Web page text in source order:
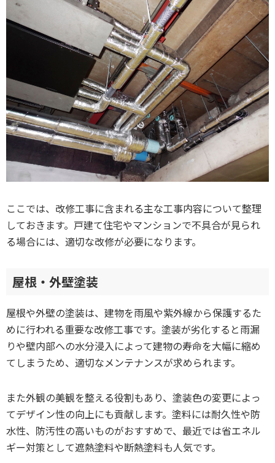
ここでは、改修工事に含まれる主な工事内容について整理
しておきます。戸建て住宅やマンションで不具合が見られ
る場合には、適切な改修が必要になります。
屋根・外壁塗装
屋根や外壁の塗装は、建物を雨風や紫外線から保護するた
めに行われる重要な改修工事です。塗装が劣化すると雨漏
りや壁内部への水分浸入によって建物の寿命を大幅に縮め
てしまうため、適切なメンテナンスが求められます。
また外観の美観を整える役割もあり、塗装色の変更によっ
てデザイン性の向上にも貢献します。塗料には耐久性や防
水性、防汚性の高いものがおすすめで、最近では省エネル
ギー対策として遮熱塗料や断熱塗料も人気です。